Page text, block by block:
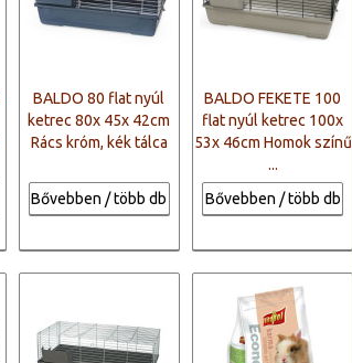
BALDO 80 flat nyúl
ketrec 80x 45x 42cm
Rács króm, kék tálca
Bővebben / több db
BALDO FEKETE 100
flat nyúl ketrec 100x
53x 46cm Homok színű
...
Bővebben / több db